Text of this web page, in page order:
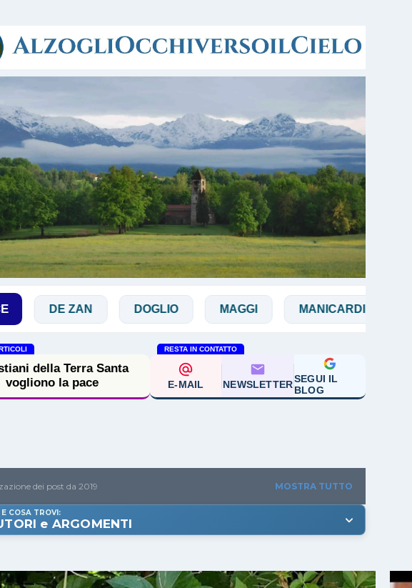
DOGLIO MAGGI MANICARDI PAPA FRANCESCO
RESTA IN CONTATTO
E-MAIL NEWSLETTERSEGUI IL
BLOG
dei post da 2019 MOSTRA TUTTO
E COSA TROVI:
e ARGOMENTI